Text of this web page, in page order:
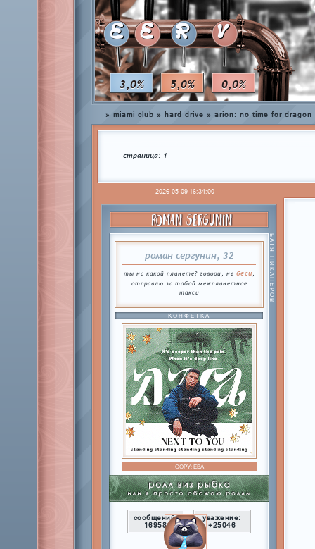
3,0% 5,0% 0,0%
private emotion
с днем эмоций #4
hot
летняя
E E R V
» miami club » hard drive » arion: no time for dragon
страница: 1
2026-05-09 16:34:00
ROMAN SERGUNIN
роман сергунин, 32
ты на какой планете? говори, не беси
отправлю за тобой межпланетное
такси
БАТЯ ПИКАПЕРОВ
КОНФЕТКА
COPY:ЕВА
сообщений:
16958
уважение:
+25046